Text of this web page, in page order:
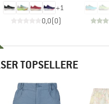
+1
0,0(0)
TOPSELLERE